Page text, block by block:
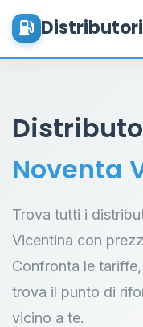
Distributori
Noventa
Trova tutti i
Vicentina con
Confronta le
trova il punto di
vicino a te.